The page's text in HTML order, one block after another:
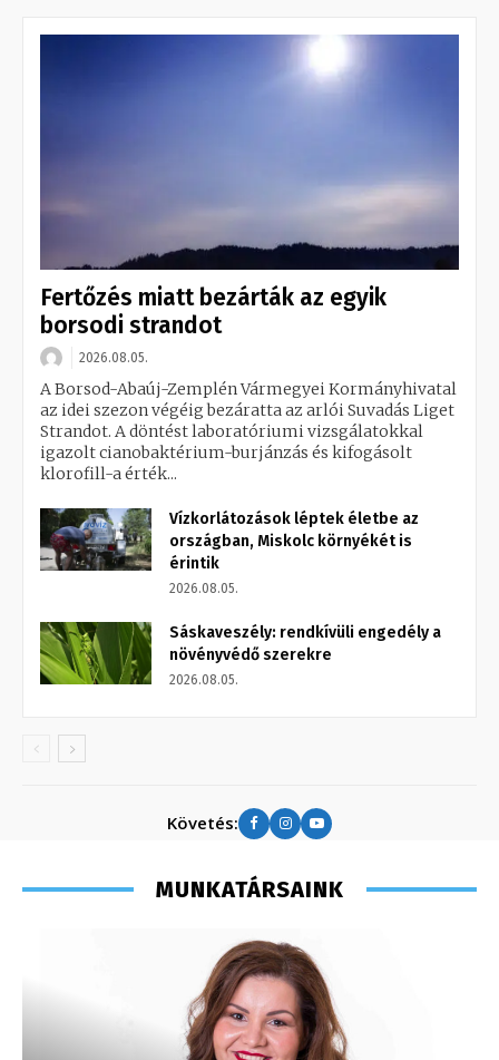
Fertőzés miatt bezárták az egyik
borsodi strandot
2026.08.05.
A Borsod-Abaúj-Zemplén Vármegyei Kormányhivatal
az idei szezon végéig bezáratta az arlói Suvadás Liget
Strandot. A döntést laboratóriumi vizsgálatokkal
igazolt cianobaktérium-burjánzás és kifogásolt
klorofill-a érték...
Vízkorlátozások léptek életbe az
országban, Miskolc környékét is
érintik
2026.08.05.
Sáskaveszély: rendkívüli engedély a
növényvédő szerekre
2026.08.05.
Követés:
MUNKATÁRSAINK